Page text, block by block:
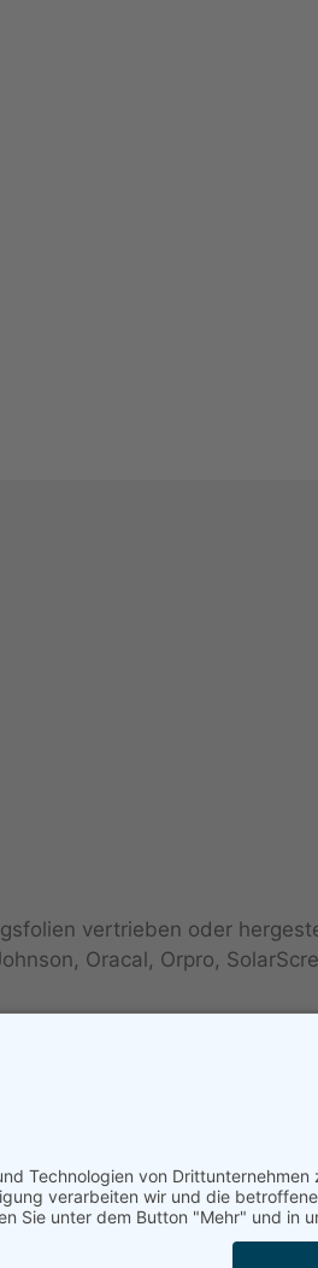
vertrieben oder
Oracal, Orpro,
vertrieben, diese sind
Basic Grey, Secur